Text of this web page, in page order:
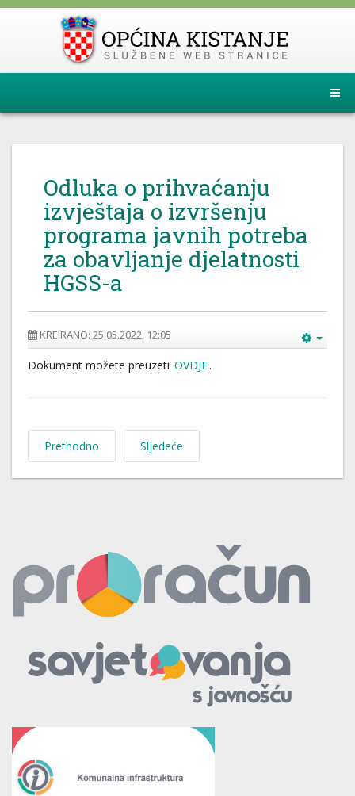
Odluka o prihvaćanju
izvještaja o izvršenju
programa javnih potreba
za obavljanje djelatnosti
HGSS-a
KREIRANO: 25.05.2022. 12:05
Dokument možete preuzeti OVDJE.
Prethodno Sljedeće